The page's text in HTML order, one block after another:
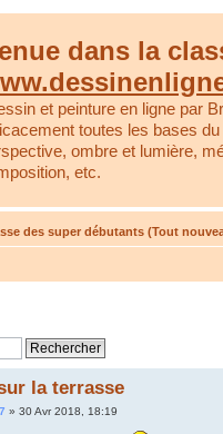
dans la
et peinture en ligne par
toutes les bases
ombre et lumière,
etc.
des super débutants (Tout
la terrasse
» 30 Avr 2018, 18:19